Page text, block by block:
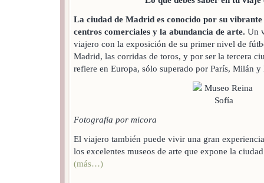
La ciudad de Madrid es conocido por su
centros comerciales y la abundancia de arte. Un
viajero con la exposición de su primer nivel de
Madrid, las corridas de toros, y por ser la tercera
refiere en Europa, sólo superado por París, Milán y
Fotografía por micora
El viajero también puede vivir una gran
los excelentes museos de arte que expone la
(más…)